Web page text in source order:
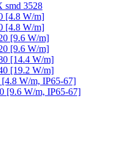
3528
[4.8 W/m]
[4.8 W/m]
[9.6 W/m]
[9.6 W/m]
[14.4 W/m]
[19.2 W/m]
W/m, IP65-67]
[9.6 W/m, IP65-67]